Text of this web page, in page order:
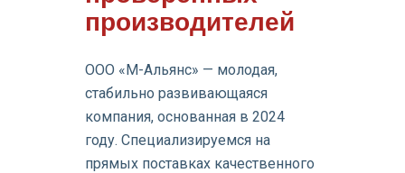
производителей
ООО «М-Альянс» — молодая,
стабильно развивающаяся
компания, основанная в 2024
году. Специализируемся на
прямых поставках качественного